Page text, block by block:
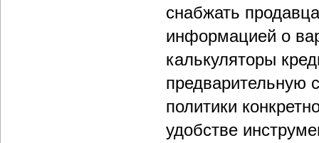
снабжать
информацией о
калькуляторы
предварительную
политики
удобстве